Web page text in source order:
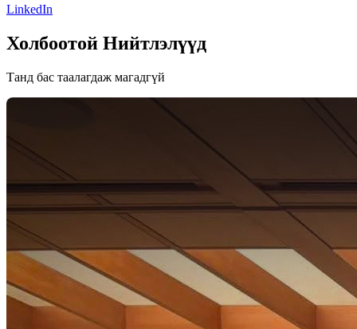
LinkedIn
Холбоотой Нийтлэлүүд
Танд бас таалагдаж магадгүй